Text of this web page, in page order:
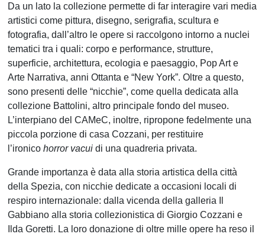
Da un lato la collezione permette di far interagire vari media
artistici come pittura, disegno, serigrafia, scultura e
fotografia, dall’altro le opere si raccolgono intorno a nuclei
tematici tra i quali: corpo e performance, strutture,
superficie, architettura, ecologia e paesaggio, Pop Art e
Arte Narrativa, anni Ottanta e “New York”. Oltre a questo,
sono presenti delle “nicchie”, come quella dedicata alla
collezione Battolini, altro principale fondo del museo.
L’interpiano del CAMeC, inoltre, ripropone fedelmente una
piccola porzione di casa Cozzani, per restituire
l’ironicohorror vacui di una quadreria privata.
Grande importanza è data alla storia artistica della città
della Spezia, con nicchie dedicate a occasioni locali di
respiro internazionale: dalla vicenda della galleria Il
Gabbiano alla storia collezionistica di Giorgio Cozzani e
Ilda Goretti. La loro donazione di oltre mille opere ha reso il